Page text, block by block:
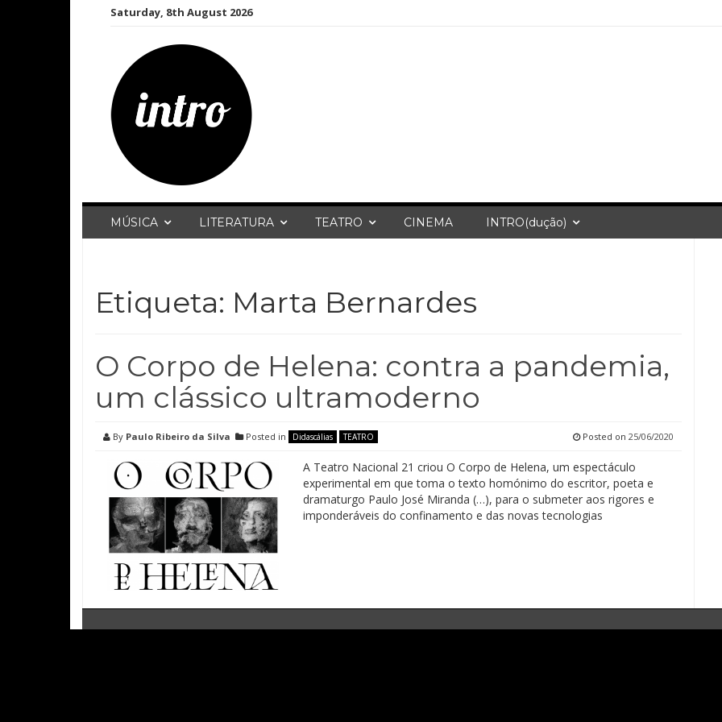
Saturday, 8th August 2026
MÚSICA LITERATURA TEATRO CINEMA INTRO(dução)
Etiqueta: Marta Bernardes
O Corpo de Helena: contra a pandemia,
um clássico ultramoderno
By Paulo Ribeiro da Silva Posted in Didascálias TEATRO Posted on 25/06/2020
A Teatro Nacional 21 criou O Corpo de Helena, um espectáculo
experimental em que toma o texto homónimo do escritor, poeta e
dramaturgo Paulo José Miranda (…), para o submeter aos rigores e
imponderáveis do confinamento e das novas tecnologias